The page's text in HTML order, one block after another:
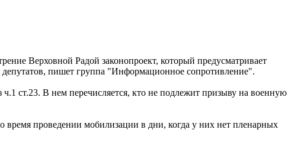
Верховной Радой законопроект, который предусматривает
депутатов, пишет группа "Информационное сопротивление".
ст.23. В нем перечисляется, кто не подлежит призыву на военную
проведении мобилизации в дни, когда у них нет пленарных